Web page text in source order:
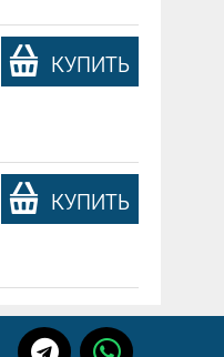
КУПИТЬ
КУПИТЬ